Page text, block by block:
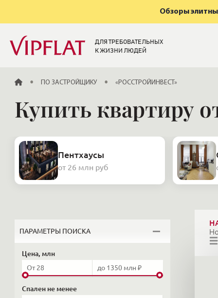
Обзоры
ДЛЯ ТРЕБОВАТЕЛЬНЫХ
К ЖИЗНИ ЛЮДЕЙ
ГЛАВНАЯПО ЗАСТРОЙЩИКУ «РОССТРОЙИНВЕСТ»
Купить квартиру
Пентхаусы
от 26 млн руб
ПАРАМЕТРЫ ПОИСКА
Цена, млн
Спален не менее